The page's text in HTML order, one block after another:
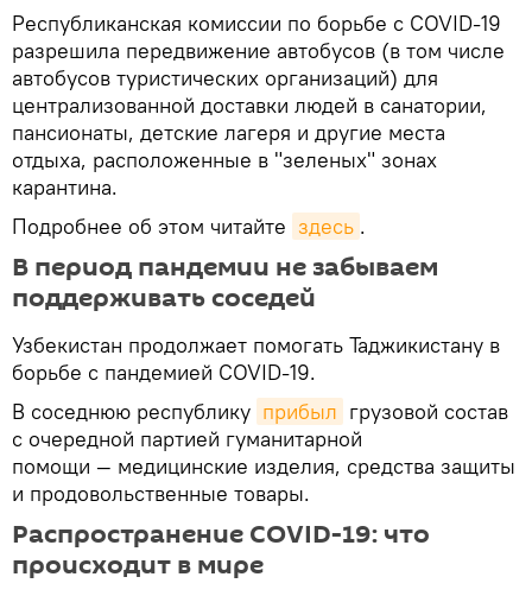
Республиканская комиссии по борьбе с COVID-19
разрешила передвижение автобусов (в том числе
автобусов туристических организаций) для
централизованной доставки людей в санатории,
пансионаты, детские лагеря и другие места
отдыха, расположенные в "зеленых" зонах
карантина.
Подробнее об этом читайте здесь .
В период пандемии не забываем
поддерживать соседей
Узбекистан продолжает помогать Таджикистану в
борьбе с пандемией COVID-19.
В соседнюю республику прибыл грузовой состав
с очередной партией гуманитарной
помощи — медицинские изделия, средства защиты
и продовольственные товары.
Распространение COVID-19: что
происходит в мире